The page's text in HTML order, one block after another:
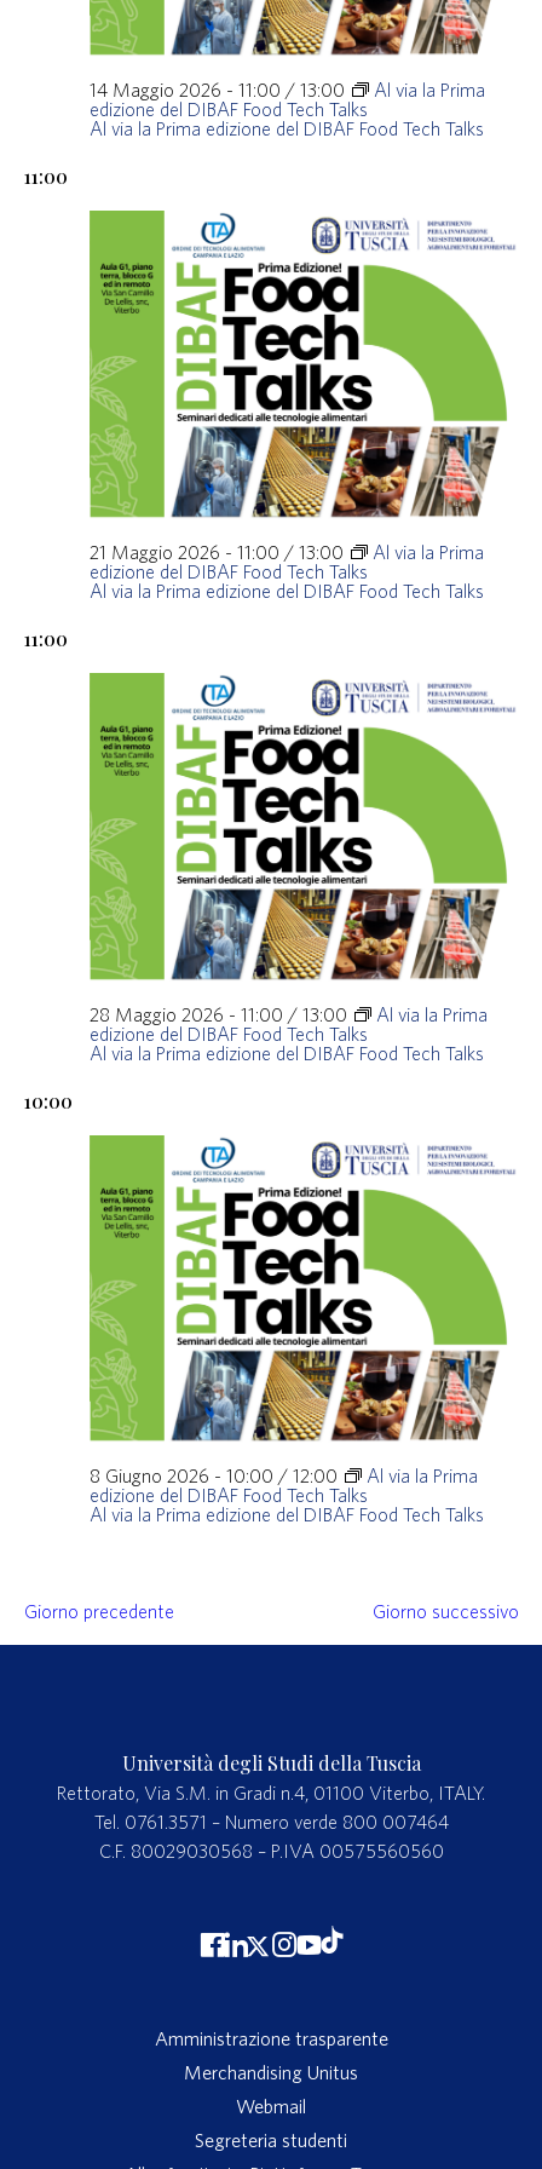
Al via la Prima edizione del DIBAF Food Tech Talks
14 Maggio 2026 - 11:00 / 13:00
Al via la Prima
edizione del DIBAF Food Tech Talks
11:00
Al via la Prima edizione del DIBAF Food Tech Talks
21 Maggio 2026 - 11:00 / 13:00
Al via la Prima
edizione del DIBAF Food Tech Talks
11:00
Al via la Prima edizione del DIBAF Food Tech Talks
28 Maggio 2026 - 11:00 / 13:00
Al via la Prima
edizione del DIBAF Food Tech Talks
10:00
Al via la Prima edizione del DIBAF Food Tech Talks
8 Giugno 2026 - 10:00 / 12:00
Al via la Prima
edizione del DIBAF Food Tech Talks
Giorno precedente Giorno successivo
Università degli Studi della Tuscia
Rettorato, Via S.M. in Gradi n.4, 01100 Viterbo, ITALY.
Tel. 0761.3571 – Numero verde 800 007464
C.F. 80029030568 – P.IVA 00575560560
Amministrazione trasparente
Merchandising Unitus
Webmail
Segreteria studenti